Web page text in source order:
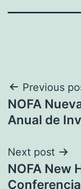
de
Previous
NOFA
Anual de
Next post
NOFA New